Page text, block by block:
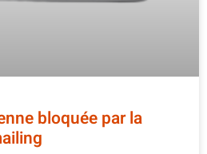
bloquée par la